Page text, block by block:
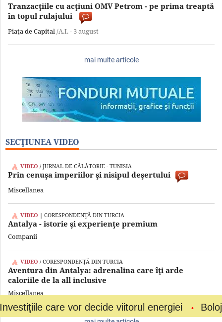
vor decide viitorul energiei Bolojan a
Tranzacţiile cu acţiuni OMV Petrom - pe prima treaptă
în topul rulajului
Piaţa de Capital /A.I. - 3 august
mai multe articole
SECŢIUNEA VIDEO
VIDEO / JURNAL DE CĂLĂTORIE - TUNISIA
Prin cenuşa imperiilor şi nisipul deşertului
Miscellanea
VIDEO | CORESPONDENŢĂ DIN TURCIA
Antalya - istorie şi experienţe premium
Companii
VIDEO / CORESPONDENŢĂ DIN TURCIA
Aventura din Antalya: adrenalina care îţi arde
caloriile de la all inclusive
Miscellanea